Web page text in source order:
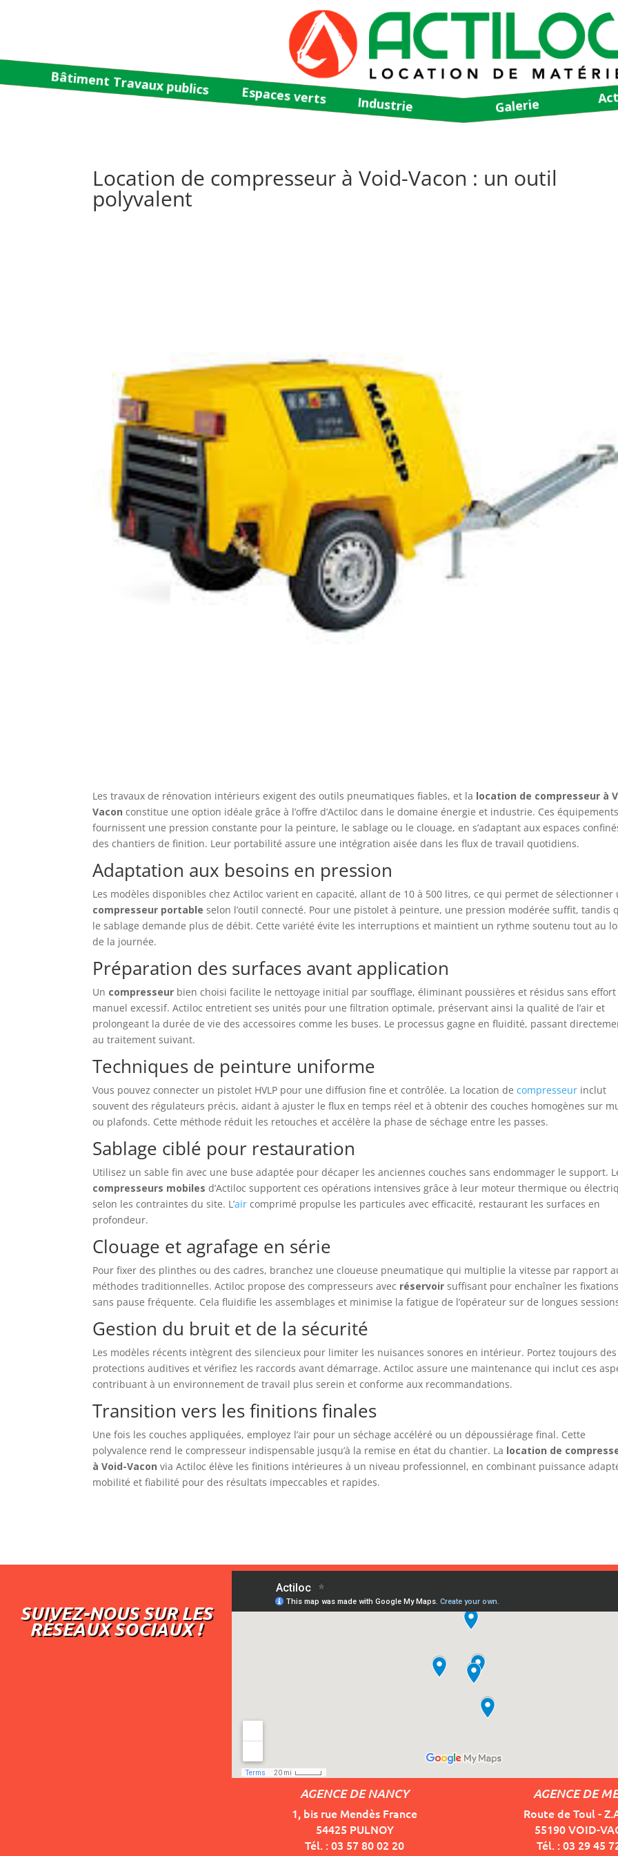
Bâtiment Travaux publics Espaces verts Industrie Galerie
Location de compresseur à Void-Vacon : un outil
polyvalent
Les travaux de rénovation intérieurs exigent des outils pneumatiques fiables, et la location de compresseur à
Vacon constitue une option idéale grâce à l’offre d’Actiloc dans le domaine énergie et industrie. Ces équipements
fournissent une pression constante pour la peinture, le sablage ou le clouage, en s’adaptant aux espaces
des chantiers de finition. Leur portabilité assure une intégration aisée dans les flux de travail quotidiens.
Adaptation aux besoins en pression
Les modèles disponibles chez Actiloc varient en capacité, allant de 10 à 500 litres, ce qui permet de sélectionner
compresseur portable selon l’outil connecté. Pour une pistolet à peinture, une pression modérée suffit, tandis
le sablage demande plus de débit. Cette variété évite les interruptions et maintient un rythme soutenu tout au
de la journée.
Préparation des surfaces avant application
Un compresseur bien choisi facilite le nettoyage initial par soufflage, éliminant poussières et résidus sans effort
manuel excessif. Actiloc entretient ses unités pour une filtration optimale, préservant ainsi la qualité de l’air et
prolongeant la durée de vie des accessoires comme les buses. Le processus gagne en fluidité, passant
au traitement suivant.
Techniques de peinture uniforme
Vous pouvez connecter un pistolet HVLP pour une diffusion fine et contrôlée. La location decompresseur inclut
souvent des régulateurs précis, aidant à ajuster le flux en temps réel et à obtenir des couches homogènes sur
ou plafonds. Cette méthode réduit les retouches et accélère la phase de séchage entre les passes.
Sablage ciblé pour restauration
Utilisez un sable fin avec une buse adaptée pour décaper les anciennes couches sans endommager le support.
compresseurs mobiles d’Actiloc supportent ces opérations intensives grâce à leur moteur thermique ou
selon les contraintes du site. L’air comprimé propulse les particules avec efficacité, restaurant les surfaces en
profondeur.
Clouage et agrafage en série
Pour fixer des plinthes ou des cadres, branchez une cloueuse pneumatique qui multiplie la vitesse par rapport
méthodes traditionnelles. Actiloc propose des compresseurs avec réservoir suffisant pour enchaîner les fixations
sans pause fréquente. Cela fluidifie les assemblages et minimise la fatigue de l’opérateur sur de longues
Gestion du bruit et de la sécurité
Les modèles récents intègrent des silencieux pour limiter les nuisances sonores en intérieur. Portez toujours des
protections auditives et vérifiez les raccords avant démarrage. Actiloc assure une maintenance qui inclut ces
contribuant à un environnement de travail plus serein et conforme aux recommandations.
Transition vers les finitions finales
Une fois les couches appliquées, employez l’air pour un séchage accéléré ou un dépoussiérage final. Cette
polyvalence rend le compresseur indispensable jusqu’à la remise en état du chantier. La location de
à Void-Vacon via Actiloc élève les finitions intérieures à un niveau professionnel, en combinant puissance
mobilité et fiabilité pour des résultats impeccables et rapides.
SUIVEZ-NOUS SUR LES
RÉSEAUX SOCIAUX !
AGENCE DE NANCY
1, bis rue Mendès France
54425 PULNOY
Tél. : 03 57 80 02 20
AGENCE DE
Route de Toul -
55190 VOID-
Tél. : 03 29 45